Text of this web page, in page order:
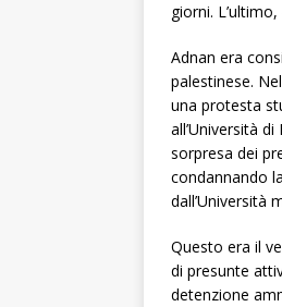
giorni.
Adnan era
palestinese.
una protesta
all’Università
sorpresa dei
condannando
dall’Università
Questo era il
di presunte
detenzione